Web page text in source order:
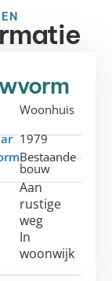
Woonhuis
1979
Bestaande
bouw
Aan
rustige
weg
In
woonwijk